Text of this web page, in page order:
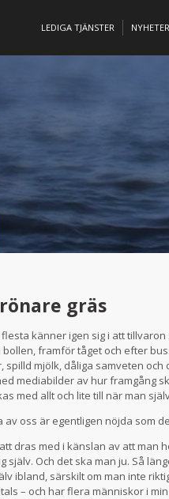
LEDIGA TJÄNSTER
gräs
flesta känner igen sig i att
framför tåget och efter
spilld mjölk, dåliga samveten
mediabilder av hur framgång
med allt och lite till när man
av oss är egentligen nöjda som
dras med i känslan av att man
själv. Och det ska man ju. Så
ibland, särskilt om man inte
– och har flera människor i